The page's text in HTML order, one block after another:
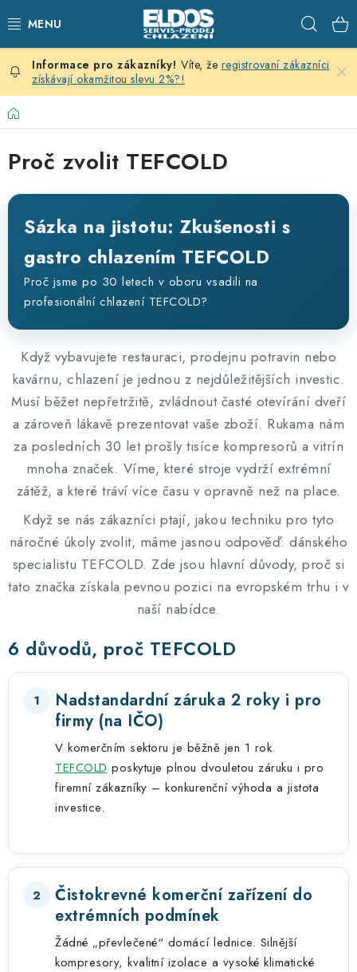
na
PRODEJNÍ CHLAZENÍ
SKLADOVACÍ CHLAZENÍ
CHLAZENÍ PRO PŘÍPRAVU
VÝČEPNÍ ZAŘÍZENÍ
DOMÁCÍ SPOTŘEBIČE
KLIMATIZACE
Informační centrum Proč zvolit TEFCOLD
Kontakty
Hodnocení obchodu
Obchodní podmínky
Víte, že registrovaní zákazníci
získávají okamžitou slevu 2%?!
Domů
Proč zvolit TEFCOLD
Sázka na jistotu: Zkušenosti s
gastro chlazením TEFCOLD
Proč jsme po 30 letech v oboru vsadili na
profesionální chlazení TEFCOLD?
Když vybavujete restauraci, prodejnu potravin nebo
kavárnu, chlazení je jednou z nejdůležitějších investic.
Musí běžet nepřetržitě, zvládnout časté otevírání dveří
a zároveň lákavě prezentovat vaše zboží. Rukama nám
za posledních 30 let prošly tisíce kompresorů a vitrín
mnoha značek. Víme, které stroje vydrží extrémní
zátěž, a které tráví více času v opravně než na place.
Když se nás zákazníci ptají, jakou techniku pro tyto
náročné úkoly zvolit, máme jasnou odpověď: dánského
specialistu TEFCOLD. Zde jsou hlavní důvody, proč si
tato značka získala pevnou pozici na evropském trhu i v
naší nabídce.
6 důvodů, proč TEFCOLD
1
Nadstandardní záruka 2 roky i pro
firmy (na IČO)
V komerčním sektoru je běžně jen 1 rok.
TEFCOLD poskytuje plnou dvouletou záruku i pro
firemní zákazníky – konkurenční výhoda a jistota
investice.
2
Čistokrevné komerční zařízení do
extrémních podmínek
Žádné „převlečené“ domácí lednice. Silnější
kompresory, kvalitní izolace a vysoké klimatické